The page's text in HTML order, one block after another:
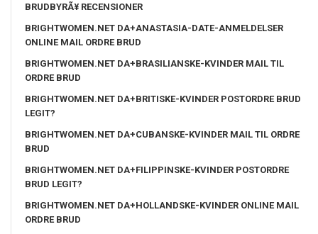
BRUDBYRÃ¥ RECENSIONER
BRIGHTWOMEN.NET DA+ANASTASIA-DATE-ANMELDELSER
ONLINE MAIL ORDRE BRUD
BRIGHTWOMEN.NET DA+BRASILIANSKE-KVINDER MAIL TIL
ORDRE BRUD
BRIGHTWOMEN.NET DA+BRITISKE-KVINDER POSTORDRE BRUD
LEGIT?
BRIGHTWOMEN.NET DA+CUBANSKE-KVINDER MAIL TIL ORDRE
BRUD
BRIGHTWOMEN.NET DA+FILIPPINSKE-KVINDER POSTORDRE
BRUD LEGIT?
BRIGHTWOMEN.NET DA+HOLLANDSKE-KVINDER ONLINE MAIL
ORDRE BRUD